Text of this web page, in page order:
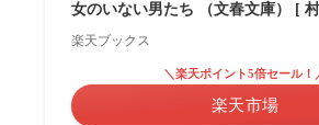
女のいない男たち （文春文庫） [
楽天ブックス
＼楽天ポイント5倍セール！
楽天市場